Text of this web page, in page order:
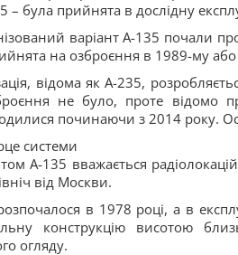
– була прийнята в дослідну
варіант А-135 почали
на озброєння в 1989-му або
відома як А-235,
не було, проте відомо
починаючи з 2014 року.
системи
А-135 вважається
від Москви.
в 1978 році, а в
конструкцію висотою
огляду.